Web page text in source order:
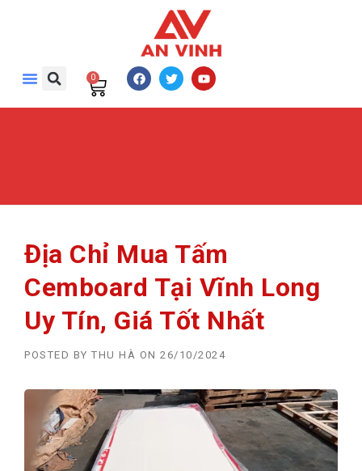
0
Địa Chỉ Mua Tấm
Cemboard Tại Vĩnh Long
Uy Tín, Giá Tốt Nhất
POSTED BY THU HÀ ON 26/10/2024